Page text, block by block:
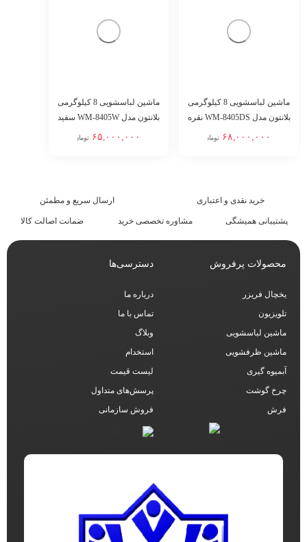
ماشین لباسشویی 8 کیلوگرمی
بلانتون مدل WM-8405DS نقره
۶۸,۰۰۰,۰۰۰ تومان
ماشین لباسشویی 8 کیلوگرمی
بلانتون مدل WM-8405W سفید
۶۵,۰۰۰,۰۰۰ تومان
خرید نقدی و اعتباری ارسال سریع و مطمئن​
پشتیبانی همیشگی مشاوره تخصصی خرید ضمانت اصالت کالا
محصولات پرفروش
یخچال فریزر
تلویزیون
ماشین لباسشویی
ماشین ظرفشویی
آبمیوه گیری
چرخ گوشت
فرش
دسترسی‌ها
درباره ما
تماس با ما
وبلاگ
استخدام
لیست قیمت
پرسش‌های متداول
فروش سازمانی